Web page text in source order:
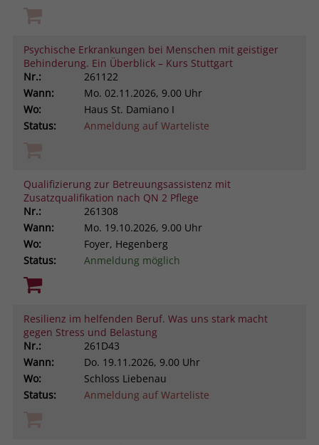
Psychische Erkrankungen bei Menschen mit geistiger
Behinderung. Ein Überblick – Kurs Stuttgart
Nr.:
261122
Wann:
Mo. 02.11.2026, 9.00 Uhr
Wo:
Haus St. Damiano I
Status:
Anmeldung auf Warteliste
Qualifizierung zur Betreuungsassistenz mit
Zusatzqualifikation nach QN 2 Pflege
Nr.:
261308
Wann:
Mo. 19.10.2026, 9.00 Uhr
Wo:
Foyer, Hegenberg
Status:
Anmeldung möglich
Resilienz im helfenden Beruf. Was uns stark macht
gegen Stress und Belastung
Nr.:
261D43
Wann:
Do. 19.11.2026, 9.00 Uhr
Wo:
Schloss Liebenau
Status:
Anmeldung auf Warteliste